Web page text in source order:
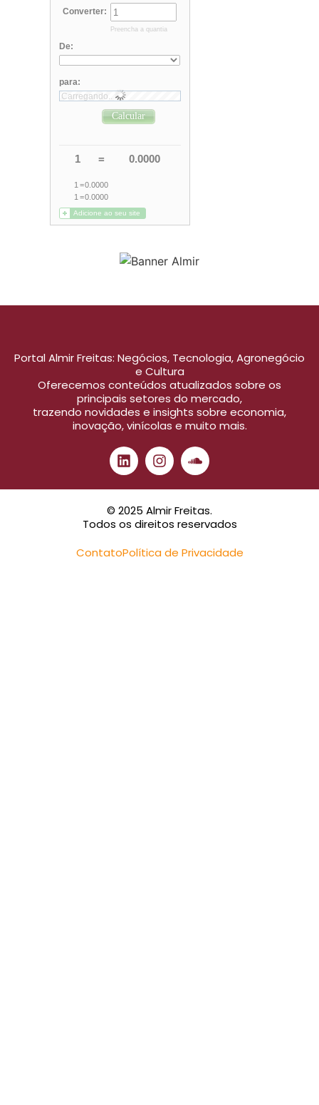
Portal Almir Freitas: Negócios, Tecnologia, Agronegócio
e Cultura
Oferecemos conteúdos atualizados sobre os
principais setores do mercado,
trazendo novidades e insights sobre economia,
inovação, vinícolas e muito mais.
© 2025 Almir Freitas.
Todos os direitos reservados
ContatoPolítica de Privacidade